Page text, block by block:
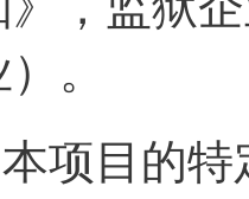
。
项目的